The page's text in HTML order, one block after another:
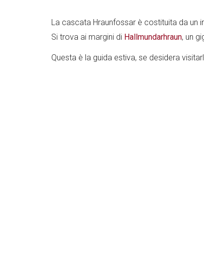
La cascata Hraunfossar è costituita da
Si trova ai margini di Hallmundarhraun, un
Questa è la guida estiva, se desidera